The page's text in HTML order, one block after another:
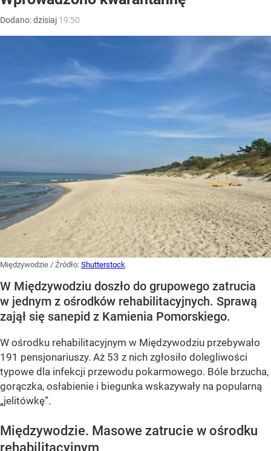
Dodano:dzisiaj 19:50
Międzywodzie / Źródło: Shutterstock
W Międzywodziu doszło do grupowego zatrucia
w jednym z ośrodków rehabilitacyjnych. Sprawą
zajął się sanepid z Kamienia Pomorskiego.
W ośrodku rehabilitacyjnym w Międzywodziu przebywało
191 pensjonariuszy. Aż 53 z nich zgłosiło dolegliwości
typowe dla infekcji przewodu pokarmowego. Bóle brzucha,
gorączka, osłabienie i biegunka wskazywały na popularną
„jelitówkę”.
Międzywodzie. Masowe zatrucie w ośrodku
rehabilitacyjnym